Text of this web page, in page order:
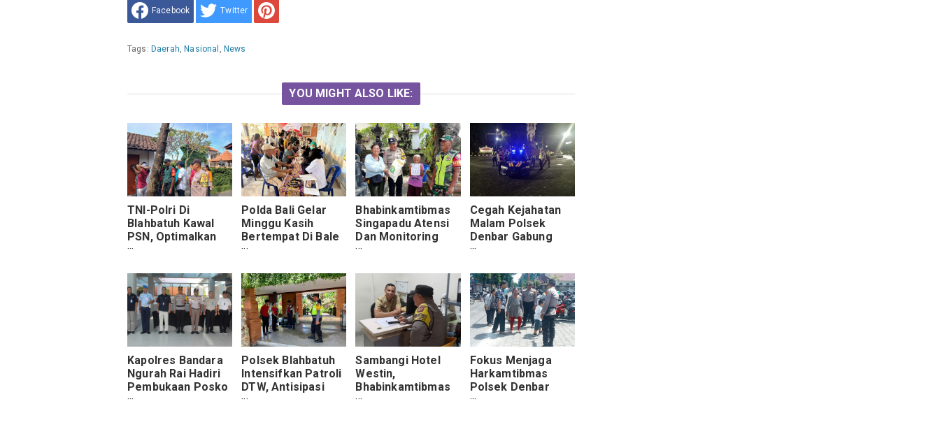
Facebook Twitter
Tags: Daerah, Nasional , News
YOU MIGHT ALSO LIKE:
TNI-Polri Di
Blahbatuh Kawal
PSN, Optimalkan
Pencegahan
Polda Bali Gelar
Minggu Kasih
Bertempat Di Bale
Banjar Jenah
Kangin
Bhabinkamtibmas
Singapadu Atensi
Dan Monitoring
Bapang di Desa
Cegah Kejahatan
Malam Polsek
Denbar Gabung
Samapta Polda Bali
Bluelight Patrol
Kapolres Bandara
Ngurah Rai Hadiri
Pembukaan Posko
Terpadu Angkutan
Polsek Blahbatuh
Intensifkan Patroli
DTW, Antisipasi
Kunjungan
Sambangi Hotel
Westin,
Bhabinkamtibmas
Desa Singakerta
Fokus Menjaga
Harkamtibmas
Polsek Denbar
Berikan